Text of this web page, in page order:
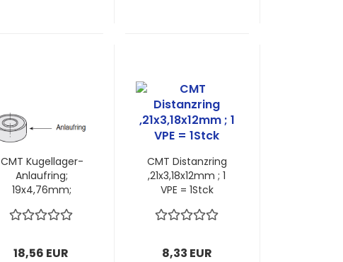
CMT Kugellager-
Anlaufring;
19x4,76mm;
VPE = 1 Stück
18,56 EUR
CMT Distanzring
,21x3,18x12mm ; 1
VPE = 1Stck
8,33 EUR